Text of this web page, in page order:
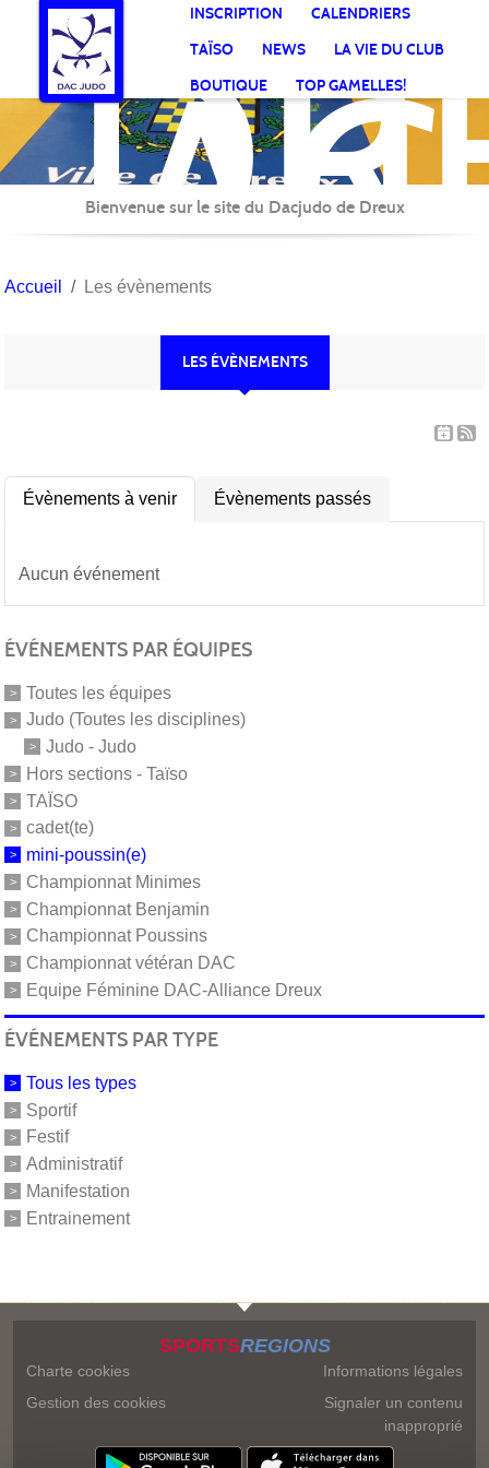
INSCRIPTION
CALENDRIERS
TAÏSO
NEWS
LA VIE DU CLUB
BOUTIQUE
TOP GAMELLES!
AC
Bienvenue sur le site du Dacjudo de Dreux
Accueil Les évènements
LES ÉVÈNEMENTS
Évènements à venir Évènements passés
Aucun événement
ÉVÉNEMENTS PAR ÉQUIPES
Toutes les équipes
Judo (Toutes les disciplines)
Judo - Judo
Hors sections - Taïso
TAÏSO
cadet(te)
mini-poussin(e)
Championnat Minimes
Championnat Benjamin
Championnat Poussins
Championnat vétéran DAC
Equipe Féminine DAC-Alliance Dreux
ÉVÉNEMENTS PAR TYPE
Tous les types
Sportif
Festif
Administratif
Manifestation
Entrainement
SPORTSREGIONS
Charte cookies
Gestion des cookies
Informations légales
Signaler un contenu
inapproprié
Panneau de gestion des cookies